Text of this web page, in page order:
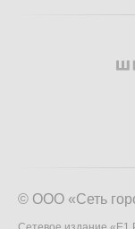
© ООО «Сеть